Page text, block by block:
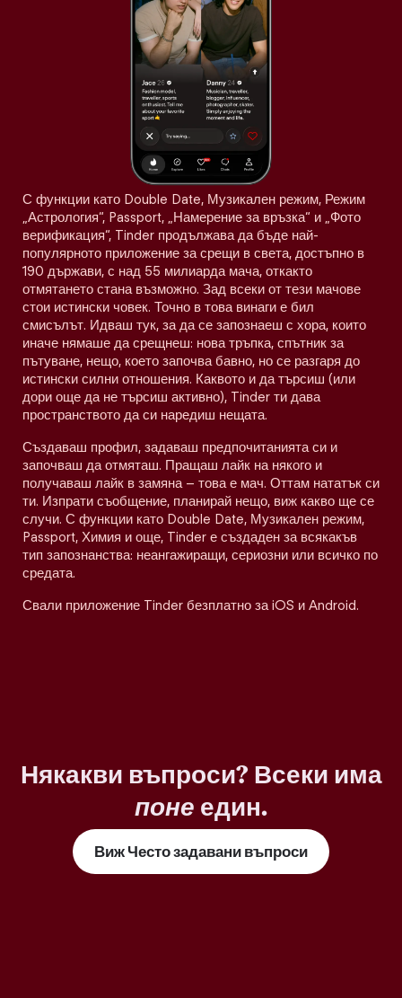
С функции като Double Date, Музикален режим, Режим
„Астрология“, Passport, „Намерение за връзка“ и „Фото
верификация“, Tinder продължава да бъде най-
популярното приложение за срещи в света, достъпно в
190 държави, с над 55 милиарда мача, откакто
отмятането стана възможно. Зад всеки от тези мачове
стои истински човек. Точно в това винаги е бил
смисълът. Идваш тук, за да се запознаеш с хора, които
иначе нямаше да срещнеш: нова тръпка, спътник за
пътуване, нещо, което започва бавно, но се разгаря до
истински силни отношения. Каквото и да търсиш (или
дори още да не търсиш активно), Tinder ти дава
пространството да си наредиш нещата.
Създаваш профил, задаваш предпочитанията си и
започваш да отмяташ. Пращаш лайк на някого и
получаваш лайк в замяна – това е мач. Оттам нататък си
ти. Изпрати съобщение, планирай нещо, виж какво ще се
случи. С функции като Double Date, Музикален режим,
Passport, Химия и още, Tinder е създаден за всякакъв
тип запознанства: неангажиращи, сериозни или всичко по
средата.
Свали приложение Tinder безплатно за iOS и Android.
Някакви въпроси? Всеки има
поне един.
Виж Често задавани въпроси